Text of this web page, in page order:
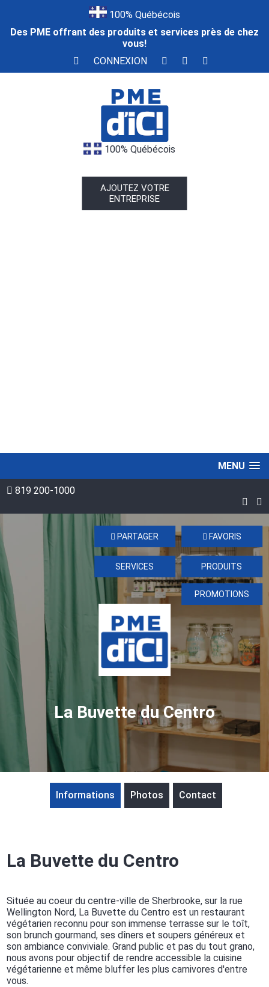
100% Québécois
Des PME offrant des produits et services près de chez
vous!
CONNEXION
100% Québécois
AJOUTEZ VOTRE
ENTREPRISE
MENU
819 200-1000
La Buvette du Centro
FAVORIS
PARTAGER
PRODUITS
SERVICES
PROMOTIONS
Informations Photos Contact
La Buvette du Centro
Située au coeur du centre-ville de Sherbrooke, sur la rue
Wellington Nord, La Buvette du Centro est un restaurant
végétarien reconnu pour son immense terrasse sur le toît,
son brunch gourmand, ses dîners et soupers généreux et
son ambiance conviviale. Grand public et pas du tout grano,
nous avons pour objectif de rendre accessible la cuisine
végétarienne et même bluffer les plus carnivores d'entre
vous.